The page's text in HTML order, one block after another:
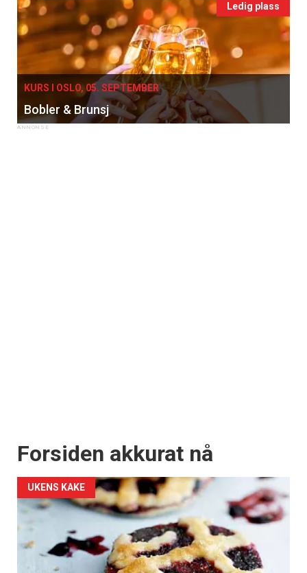
Ledig plass
KURS I OSLO, 05. SEPTEMBER
Bobler & Brunsj
Forsiden akkurat nå
UKENS KAKE